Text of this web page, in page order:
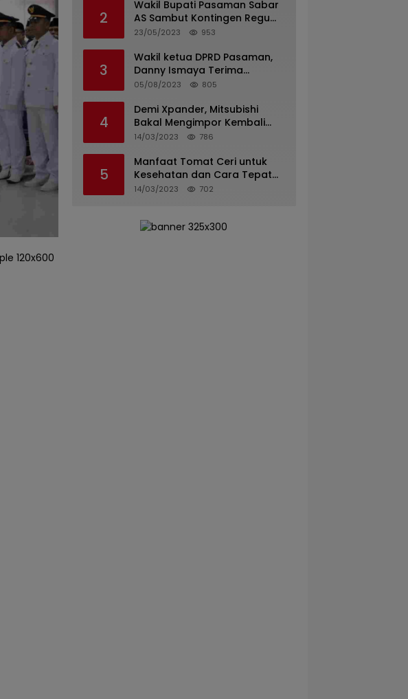
2
Wakil Bupati Pasaman Sabar
AS Sambut Kontingen Regu
Pramuka Kwarcab Pasaman
23/05/2023 953
3
Wakil ketua DPRD Pasaman,
Danny Ismaya Terima
Kunjungan Mahasiswa KKN
05/08/2023 805
4
Demi Xpander, Mitsubishi
Bakal Mengimpor Kembali
Pajero Sport
14/03/2023 786
5
Manfaat Tomat Ceri untuk
Kesehatan dan Cara Tepat
Mengonsumsinya
14/03/2023 702